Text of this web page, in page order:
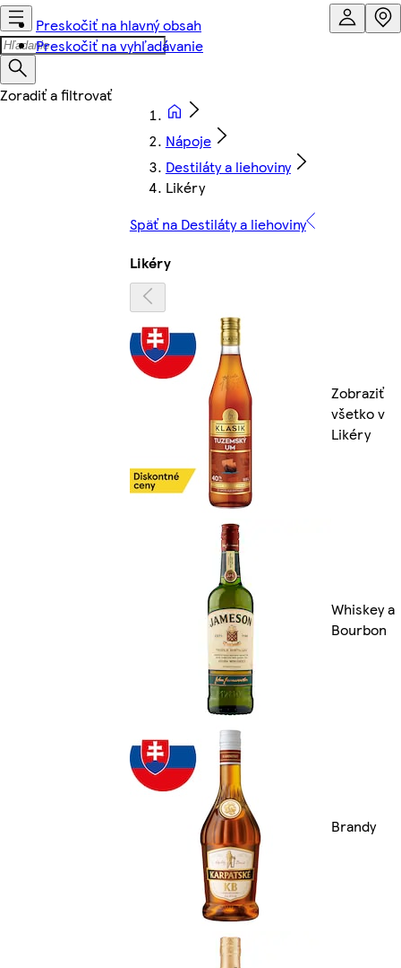
Preskočiť na hlavný obsah
Preskočiť na vyhľadávanie
Nápoje
Destiláty a liehoviny
Likéry
Späť na Destiláty a liehoviny
Likéry
Zobraziť
všetko v
Likéry
Whiskey a
Bourbon
Brandy